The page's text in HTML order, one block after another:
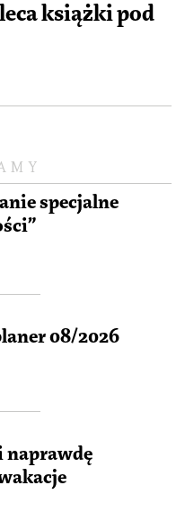
specjalne
08/2026
naprawdę
książki pod